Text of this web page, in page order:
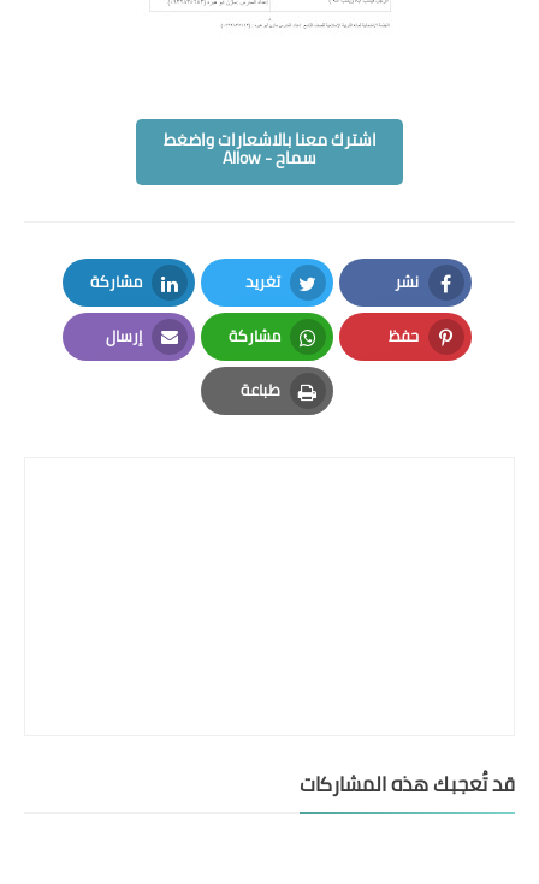
اشترك معنا بالاشعارات واضغط
سماح - Allow
نشر
Facebook
تغريد
Twitter
مشاركة
LinkedIn
حفظ
Pinterest
مشاركة
Whatsapp
إرسال
Email
طباعة
Print
قد تُعجبك هذه المشاركات